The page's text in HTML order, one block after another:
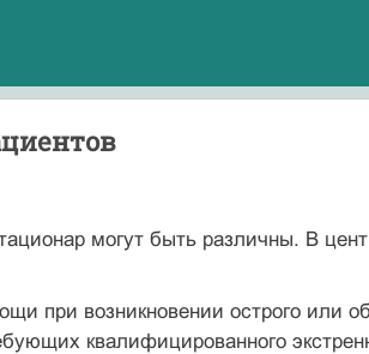
могут быть различны. В
при возникновении острого или
квалифицированного